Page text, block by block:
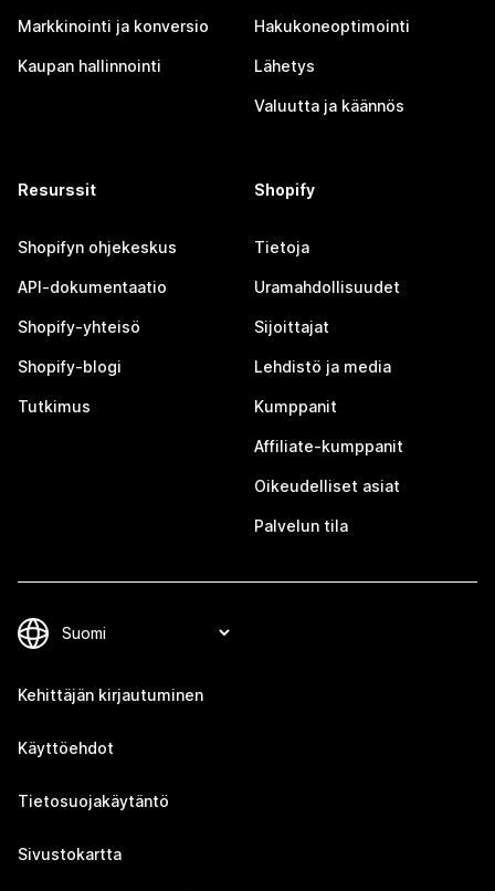
Markkinointi ja konversio
Kaupan hallinnointi
Hakukoneoptimointi
Lähetys
Valuutta ja käännös
Resurssit
Shopifyn ohjekeskus
API-dokumentaatio
Shopify-yhteisö
Shopify-blogi
Tutkimus
Shopify
Tietoja
Uramahdollisuudet
Sijoittajat
Lehdistö ja media
Kumppanit
Affiliate-kumppanit
Oikeudelliset asiat
Palvelun tila
Kehittäjän kirjautuminen
Käyttöehdot
Tietosuojakäytäntö
Sivustokartta